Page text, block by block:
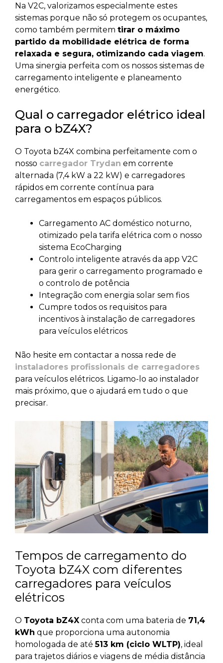
Na V2C, valorizamos especialmente estes
sistemas porque não só protegem os ocupantes,
como também permitem tirar o máximo
partido da mobilidade elétrica de forma
relaxada e segura, otimizando cada viagem.
Uma sinergia perfeita com os nossos sistemas de
carregamento inteligente e planeamento
energético.
Qual o carregador elétrico ideal
para o bZ4X?
O Toyota bZ4X combina perfeitamente com o
nosso carregador Trydan em corrente
alternada (7,4 kW a 22 kW) e carregadores
rápidos em corrente contínua para
carregamentos em espaços públicos.
Carregamento AC doméstico noturno,
otimizado pela tarifa elétrica com o nosso
sistema EcoCharging
Controlo inteligente através da app V2C
para gerir o carregamento programado e
o controlo de potência
Integração com energia solar sem fios
Cumpre todos os requisitos para
incentivos à instalação de carregadores
para veículos elétricos
Não hesite em contactar a nossa rede de
instaladores profissionais de carregadores
para veículos elétricos. Ligamo-lo ao instalador
mais próximo, que o ajudará em tudo o que
precisar.
Tempos de carregamento do
Toyota bZ4X com diferentes
carregadores para veículos
elétricos
O Toyota bZ4X conta com uma bateria de 71,4
kWh que proporciona uma autonomia
homologada de até513 km (ciclo WLTP), ideal
para trajetos diários e viagens de média distância